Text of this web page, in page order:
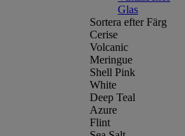
Glas
Sortera efter Färg
Cerise
Volcanic
Meringue
Shell Pink
White
Deep Teal
Azure
Flint